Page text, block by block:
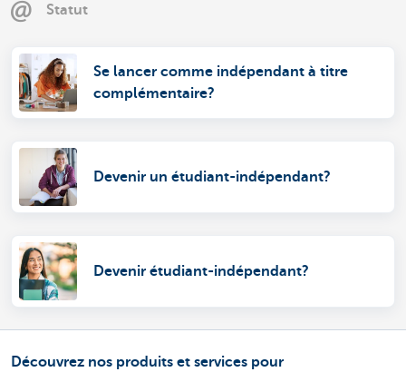
Statut
Se lancer comme indépendant à titre
complémentaire?
Devenir un étudiant-indépendant?
Devenir étudiant-indépendant?
Découvrez nos produits et services pour